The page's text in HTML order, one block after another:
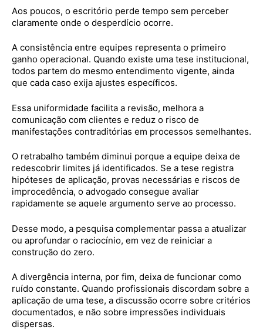
Aos poucos, o escritório perde tempo sem perceber
claramente onde o desperdício ocorre.
A consistência entre equipes representa o primeiro
ganho operacional. Quando existe uma tese institucional,
todos partem do mesmo entendimento vigente, ainda
que cada caso exija ajustes específicos.
Essa uniformidade facilita a revisão, melhora a
comunicação com clientes e reduz o risco de
manifestações contraditórias em processos semelhantes.
O retrabalho também diminui porque a equipe deixa de
redescobrir limites já identificados. Se a tese registra
hipóteses de aplicação, provas necessárias e riscos de
improcedência, o advogado consegue avaliar
rapidamente se aquele argumento serve ao processo.
Desse modo, a pesquisa complementar passa a atualizar
ou aprofundar o raciocínio, em vez de reiniciar a
construção do zero.
A divergência interna, por fim, deixa de funcionar como
ruído constante. Quando profissionais discordam sobre a
aplicação de uma tese, a discussão ocorre sobre critérios
documentados, e não sobre impressões individuais
dispersas.